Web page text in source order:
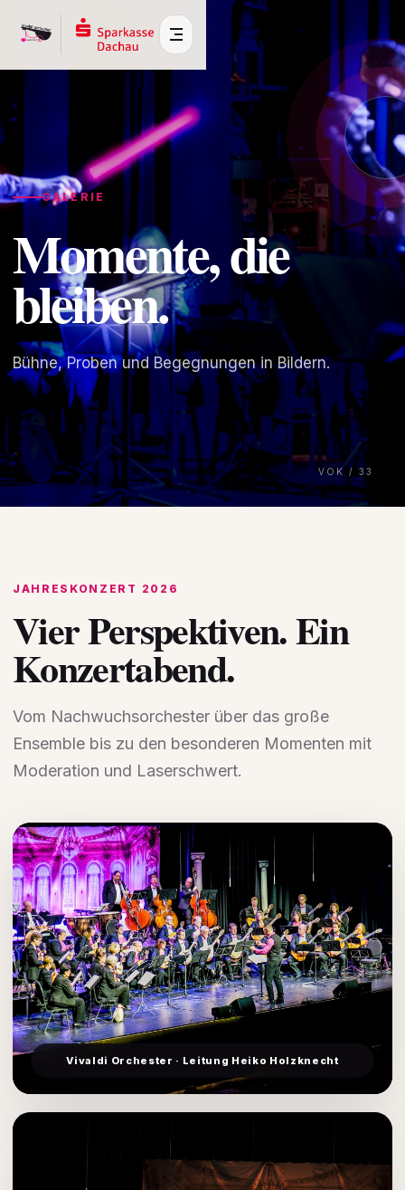
Über uns
Jugend
Vorstand
Impressionen
Presse
Geschichte
Danke,
Monika
GALERIE
Momente, die
bleiben.
Bühne, Proben und Begegnungen in Bildern.
VOK / 33
JAHRESKONZERT 2026
Vier Perspektiven. Ein
Konzertabend.
Vom Nachwuchsorchester über das große
Ensemble bis zu den besonderen Momenten mit
Moderation und Laserschwert.
Vivaldi Orchester · Leitung Heiko Holzknecht